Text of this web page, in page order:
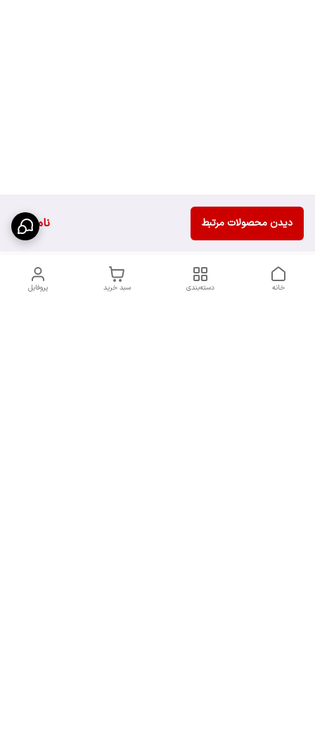
ناموجود دیدن محصولات مرتبط
پروفایل سبد خرید دسته‌بندی خانه